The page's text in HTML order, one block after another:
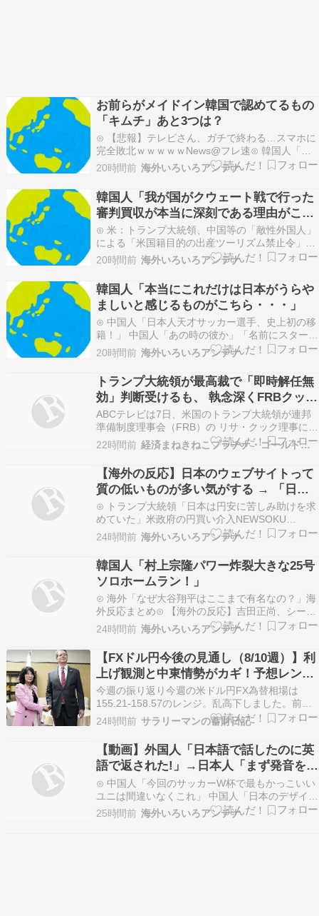
お前らがメイドイン韓国で認めてるもの
「キムチ」あと3つは？
⊙ 【悲報】テレビさん、ガチで終わる…スマホに
完全敗北ｗｗｗｗｗNews@フレ速⊙ 韓国人「ロ
ッテショッピング2分期売上3兆4850億ウォンで
4%増…営業利益121%急増で好調を維持」パンコ
リ⊙ 【マジかよ】取引先との接待に上司が乱入し
「10億の案件俺がもらったw残念だったな負け…
20時間前 海外いろいろアンテナ
韓国人「我が国がクウェート戦で行った
審判買収が本当に深刻である理由がこち
ら…」→「これはダメなやつ…（ﾌﾞﾙﾌﾞ
ﾙ」＝韓国の反応
⊙ 米：トランプ大統領、中国等の「敵性外国人」
による「米国籍目的の出産ツーリズム禁止令」に
署名…寄生侵略防止へ[海外の反応]海外報道翻訳
所⊙ 日本のフォント企業を買収した海外資本、
「なんで自ら売上ゼロにするようなことするの」
とドン引きするような方針転換を……U-1
NEWS.⊙ …
20時間前 海外いろいろアンテナ
韓国人「本当にこれだけは日本がうらや
ましいと感じるものがこちら・・・」
⊙ 中国人「日本人天才サッカー選手、史上初の移
籍！」 中国人「あの時の彼か」「名前にスター性
がある」じゃぽにか反応帳⊙ 今永昇太と佐々木朗
希のやり取りにMLBファン騒然！←「日本人選手
の交流はほっこりするね」（海外の反応）海外の
反応スポーツ⊙ 中国人「日本人の外食時の習慣に
ついて…
20時間前 海外いろいろアンテナ
トランプ大統領が最高裁で「即時解任無
効」判断受けるも、 執念深くFRBクック
理事に「解任検討」と通知し、改めて解
任図る嫌がらせ。
ABCテレビは7日、米国のトランプ大統領が連邦
準備制度理事会（FRB）の リサ・クック理事に対
し、解任を検討していると通知する文書を送った
と報道した。 この文書では、クック氏の住宅ロー
ンをめぐる不正疑惑について、3週間以内に回答
するよう求めたという。 トランプ大統領は去年8
月、…
22時間前 経済まねきねこプラチナ・ゴールド情報
【海外の反応】日本のウェブサイトって
質の低いものが多い気がする → 「日本
のIT業界は色々と問題があるからな」
「ゲームのUIは優れてるのに不思議」
⊙ トランプ大統領「日本は円安に苦しみ助けを求
めていた」米政府の円買い介入NEWSOKU
BLOG（ニュー速ブログ）⊙ 中国人「日本は外国
人を調教してしまうすごい国」 中国人「日本人よ
り礼儀正しい」「コスプレしているだけ」じゃぽ
にか反応帳⊙ 朝鮮日報 幻となった「女性天皇」
[8…
24時間前 海外いろいろアンテナ
韓国人「村上宗隆パワー炸裂大きな25号
ソロホームラン！」
⊙ 海外「なぜ大谷翔平はここまで有名なの？」海
外反応まとめ⊙ 【海外の反応】吉田正尚、シーハ
ンの立場にトドメを刺す5号弾！「日本ではレジ
ェンドなんだぜ」マニア・オブ・フットボール 〜
名将からの提言〜⊙ 韓国人「日本の大谷翔平、23
号先頭打者ホームラン！！！」→「」海外の反応
お隣…
24時間前 海外いろいろアンテナ
【FXドル円今後の見通し（8/10週）】利
上げ観測と中東情勢がカギ！予想レンジ
は・・
今週の振り返り今週の米ドル円FX為替相場は
155.21-158.57のレンジ。乱高下しました。前回
予想の「底堅い動き」予想レンジ157.00～160.00
予想より円高でした。予想レンジの誤差は、下限
1円79銭、上限1円43銭。今週の主な変動要因・
片山財務大臣発言「アメリカ財務省…
24時間前 サラリーマンの蓄財日記
【動画】外国人「日本語で話したのに英
語で返された!」→日本人「まず発音を聞
かせろ」
⊙ 中国人「今回のサッカーW杯で最もかっこいい
ユニは間違いなくこれ」 中国人「日本のデザイン
はずっと世界一」「結局これを着たのは・・・」
じゃぽにか反応帳⊙ 【マジかよ】脱●常習犯!?幼
25時間前 海外いろいろアンテナ